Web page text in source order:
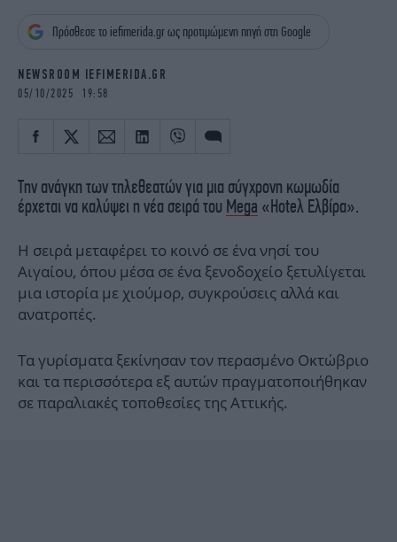
OSCARS
THE OCEAN
Πρόσθεσε το iefimerida.gr ως προτιμώμενη πηγή στη Google
NEWSROOM IEFIMERIDA.GR
05/10/2025 19:58
Την ανάγκη των τηλεθεατών για μια σύγχρονη κωμωδία
έρχεται να καλύψει η νέα σειρά του Mega «Hoteλ Ελβίρα».
Η σειρά μεταφέρει το κοινό σε ένα νησί του
Αιγαίου, όπου μέσα σε ένα ξενοδοχείο ξετυλίγεται
μια ιστορία με χιούμορ, συγκρούσεις αλλά και
ανατροπές.
Τα γυρίσματα ξεκίνησαν τον περασμένο Οκτώβριο
και τα περισσότερα εξ αυτών πραγματοποιήθηκαν
σε παραλιακές τοποθεσίες της Αττικής.